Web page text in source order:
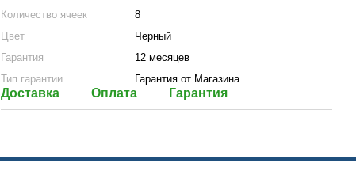
Количество ячеек
8
Цвет
Черный
Гарантия
12 месяцев
Тип гарантии
Гарантия от Магазина
Доставка Оплата Гарантия